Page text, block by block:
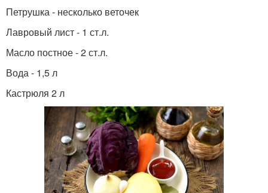
Петрушка - несколько веточек
Лавровый лист - 1 ст.л.
Масло постное - 2 ст.л.
Вода - 1,5 л
Кастрюля 2 л